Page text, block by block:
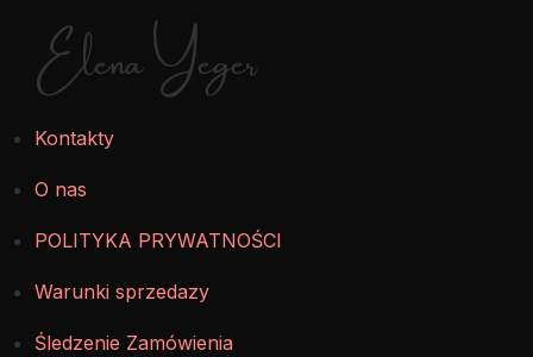
Elena Yeger
Kontakty
O nas
POLITYKA PRYWATNOŚCI
Warunki sprzedazy
Śledzenie Zamówienia